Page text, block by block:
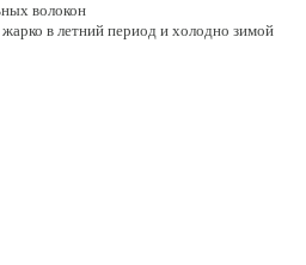
волокон
в летний период и холодно зимой